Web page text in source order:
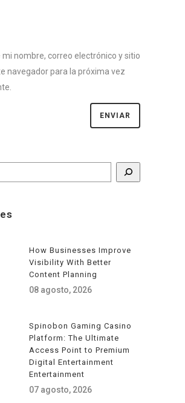
mi nombre, correo electrónico y sitio
navegador para la próxima vez
How Businesses Improve
Visibility With Better
Content Planning
08 agosto, 2026
Spinobon Gaming Casino
Platform: The Ultimate
Access Point to Premium
Digital Entertainment
Entertainment
07 agosto, 2026